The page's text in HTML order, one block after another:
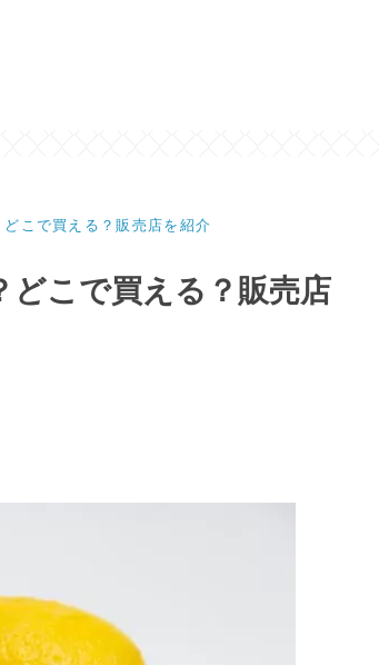
こで買える？販売店を紹介
どこで買える？販売店